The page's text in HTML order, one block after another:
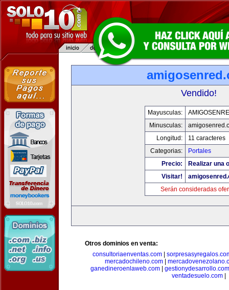
Vendido!
Mayusculas:
Minusculas:
Longitud:
11 caracteres
Categorias:
Portales
Precio:
Realizar una
Visitar!
Serán consideradas
Otros dominios en venta:
consultoriaenventas.com|
mercadochileno.com
ganedineroenlaweb.com
gestionydesarrollo.com
ventadesuelo.com